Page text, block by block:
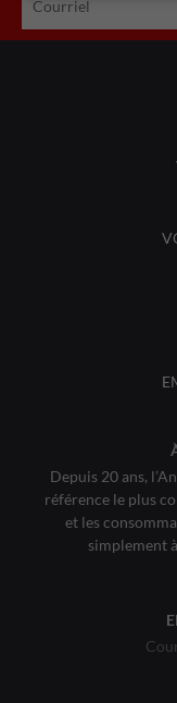
Depuis 20 ans,
référence le plus
et les
simplement